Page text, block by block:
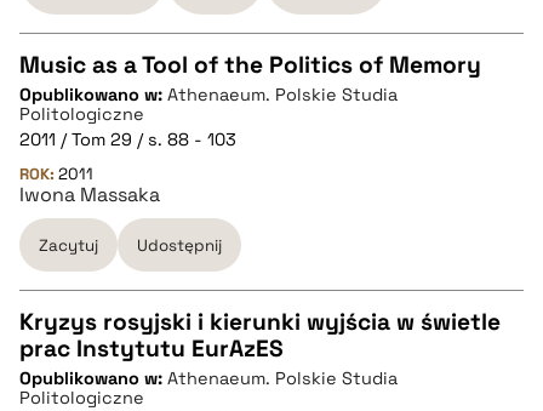
pobierz cytat
CZYSTY TEKST
pobierz cytat
BIBTEX
pobierz cytat
Music as a Tool of the Politics of Memory
Opublikowano w: Athenaeum. Polskie Studia
Politologiczne
2011 / Tom 29 / s. 88 - 103
ROK: 2011
Iwona Massaka
Zacytuj Udostępnij
CZYSTY TEKST
Kryzys rosyjski i kierunki wyjścia w świetle
prac Instytutu EurAzES
Opublikowano w: Athenaeum. Polskie Studia
Politologiczne